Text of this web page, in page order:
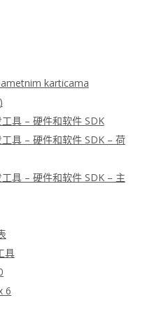
karticama
具 – 硬件和软件 SDK
具 – 硬件和软件 SDK – 荷
具 – 硬件和软件 SDK – 主
具
6